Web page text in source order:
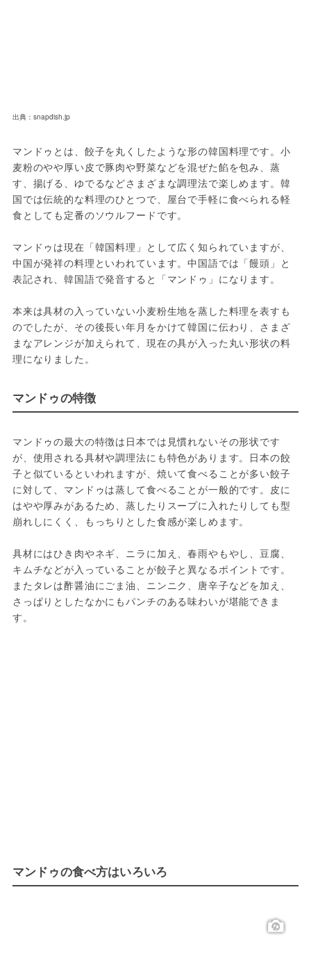
出典：snapdish.jp
マンドゥとは、餃子を丸くしたような形の韓国料理です。小
麦粉のやや厚い皮で豚肉や野菜などを混ぜた餡を包み、蒸
す、揚げる、ゆでるなどさまざまな調理法で楽しめます。韓
国では伝統的な料理のひとつで、屋台で手軽に食べられる軽
食としても定番のソウルフードです。
マンドゥは現在「韓国料理」として広く知られていますが、
中国が発祥の料理といわれています。中国語では「饅頭」と
表記され、韓国語で発音すると「マンドゥ」になります。
本来は具材の入っていない小麦粉生地を蒸した料理を表すも
のでしたが、その後長い年月をかけて韓国に伝わり、さまざ
まなアレンジが加えられて、現在の具が入った丸い形状の料
理になりました。
マンドゥの特徴
マンドゥの最大の特徴は日本では見慣れないその形状です
が、使用される具材や調理法にも特色があります。日本の餃
子と似ているといわれますが、焼いて食べることが多い餃子
に対して、マンドゥは蒸して食べることが一般的です。皮に
はやや厚みがあるため、蒸したりスープに入れたりしても型
崩れしにくく、もっちりとした食感が楽しめます。
具材にはひき肉やネギ、ニラに加え、春雨やもやし、豆腐、
キムチなどが入っていることが餃子と異なるポイントです。
またタレは酢醤油にごま油、ニンニク、唐辛子などを加え、
さっぱりとしたなかにもパンチのある味わいが堪能できま
す。
マンドゥの食べ方はいろいろ